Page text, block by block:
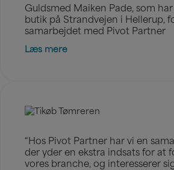
Guldsmed Maiken Pade, som
butik på Strandvejen i Hellerup,
samarbejdet med Pivot Partner
Læs mere
“Hos Pivot Partner har vi en
der yder en ekstra indsats for at
vores branche, og interesserer